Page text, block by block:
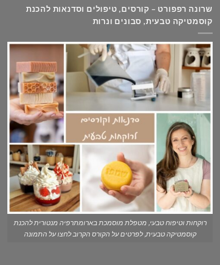
שרונה רפפורט – קורסים, טיפולים וסדנאות להכנת
קוסמטיקה טבעית, סבונים ונרות
רוקחות וטיפוח טבעי, מטפלת מוסמכת בארומתרפיה מנטורית להכנת
קוסמטיקה טבעית, לפרטים על הקורס הקרוב לחצו על התמונה